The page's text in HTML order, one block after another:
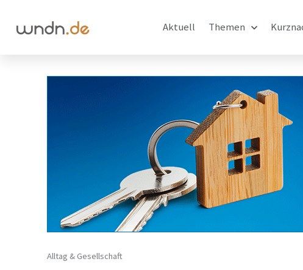
Aktuell Themen
Alltag & Gesellschaft